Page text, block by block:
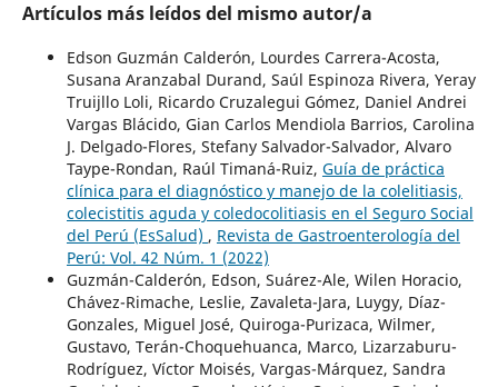
Artículos más leídos del mismo autor/a
Edson Guzmán Calderón, Lourdes Carrera-Acosta,
Susana Aranzabal Durand, Saúl Espinoza Rivera, Yeray
Truijllo Loli, Ricardo Cruzalegui Gómez, Daniel Andrei
Vargas Blácido, Gian Carlos Mendiola Barrios, Carolina
J. Delgado-Flores, Stefany Salvador-Salvador, Alvaro
Taype-Rondan, Raúl Timaná-Ruiz, Guía de práctica
clínica para el diagnóstico y manejo de la colelitiasis,
colecistitis aguda y coledocolitiasis en el Seguro Social
del Perú (EsSalud) , Revista de Gastroenterología del
Perú: Vol. 42 Núm. 1 (2022)
Guzmán-Calderón, Edson, Suárez-Ale, Wilen Horacio,
Chávez-Rimache, Leslie, Zavaleta-Jara, Luygy, Díaz-
Gonzales, Miguel José, Quiroga-Purizaca, Wilmer,
Gustavo, Terán-Choquehuanca, Marco, Lizarzaburu-
Rodríguez, Víctor Moisés, Vargas-Márquez, Sandra